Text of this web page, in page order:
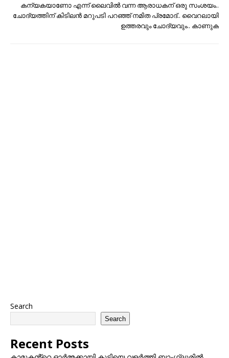
കന്യകയാണോ എന്ന് ലൈവില്‍ വന്ന ആരാധകന് ഒരു സംശയം..
ചോദ്യത്തിന് കിടിലന്‍ മറുപടി പറഞ്ഞ് നമിത പ്രമോദ്.. വൈറലായി
ഉത്തരവും ചോദ്യവും.. കാണുക
Search
Search
Recent Posts